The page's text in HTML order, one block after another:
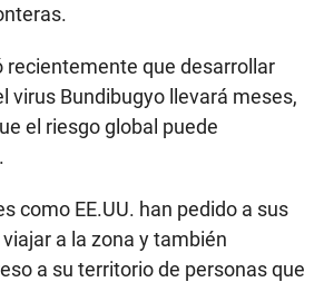
recientemente que desarrollar
virus Bundibugyo llevará meses,
el riesgo global puede
como EE.UU. han pedido a sus
a la zona y también
a su territorio de personas que